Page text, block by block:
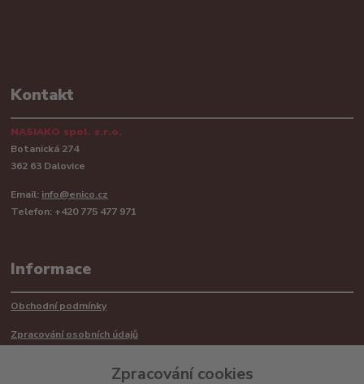
Kontakt
NASIAKO spol. s.r.o.
Botanická 274
362 63 Dalovice
Email: info@enico.cz
Telefon: +420 775 477 971
Informace
Obchodní podmínky
Zpracování osobních údajů
Zpracování cookies